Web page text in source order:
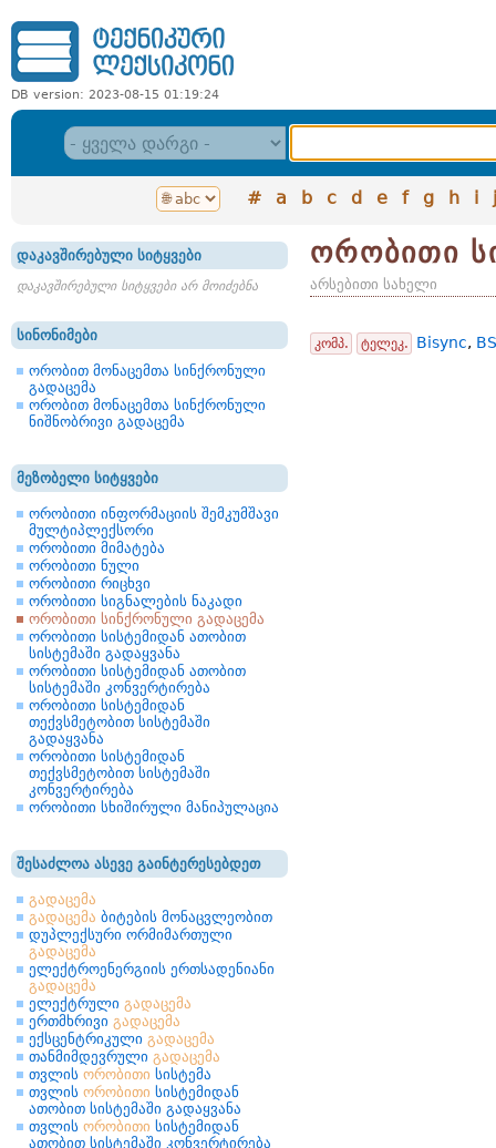
DB version: 2023-08-15 01:19:24
# a b c d e f g h i j
დაკავშირებული სიტყვები
დაკავშირებული სიტყვები არ მოიძებნა
სინონიმები
ორობით მონაცემთა სინქრონული
გადაცემა
ორობით მონაცემთა სინქრონული
ნიშნობრივი გადაცემა
მეზობელი სიტყვები
ორობითი ინფორმაციის შემკუმშავი
მულტიპლექსორი
ორობითი მიმატება
ორობითი ნული
ორობითი რიცხვი
ორობითი სიგნალების ნაკადი
ორობითი სინქრონული გადაცემა
ორობითი სისტემიდან ათობით
სისტემაში გადაყვანა
ორობითი სისტემიდან ათობით
სისტემაში კონვერტირება
ორობითი სისტემიდან
თექვსმეტობით სისტემაში
გადაყვანა
ორობითი სისტემიდან
თექვსმეტობით სისტემაში
კონვერტირება
ორობითი სხიშირული მანიპულაცია
შესაძლოა ასევე გაინტერესებდეთ
გადაცემა
გადაცემა ბიტების მონაცვლეობით
დუპლექსური ორმიმართული
გადაცემა
ელექტროენერგიის ერთსადენიანი
გადაცემა
ელექტრული გადაცემა
ერთმხრივი გადაცემა
ექსცენტრიკული გადაცემა
თანმიმდევრული გადაცემა
თვლის ორობითი სისტემა
თვლის ორობითი სისტემიდან
ათობით სისტემაში გადაყვანა
თვლის ორობითი სისტემიდან
ათობით სისტემაში კონვერტირება
ორობითი
არსებითი სახელი
კომპ. ტელეკ. Bisync,